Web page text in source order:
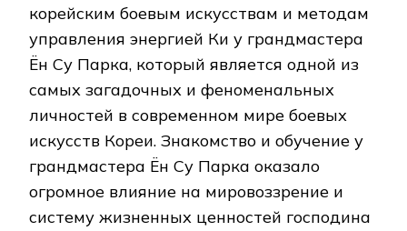
корейским боевым искусствам и методам
управления энергией Ки у грандмастера
Ён Су Парка, который является одной из
самых загадочных и феноменальных
личностей в современном мире боевых
искусств Кореи. Знакомство и обучение у
грандмастера Ён Су Парка оказало
огромное влияние на мировоззрение и
систему жизненных ценностей господина